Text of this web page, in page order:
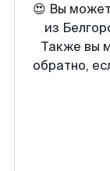
😍 Вы
из
Также вы
обратно,